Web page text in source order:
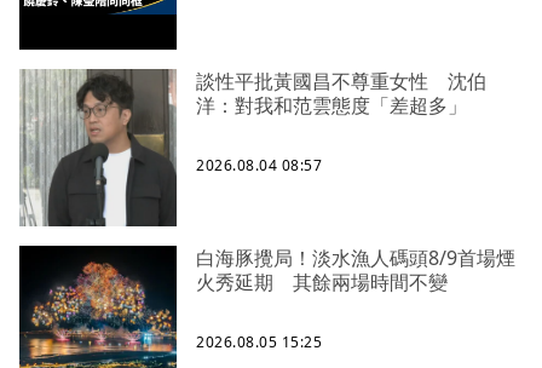
談性平批黃國昌不尊重女性 沈伯
洋：對我和范雲態度「差超多」
2026.08.04 08:57
白海豚攪局！淡水漁人碼頭8/9首場煙
火秀延期 其餘兩場時間不變
2026.08.05 15:25